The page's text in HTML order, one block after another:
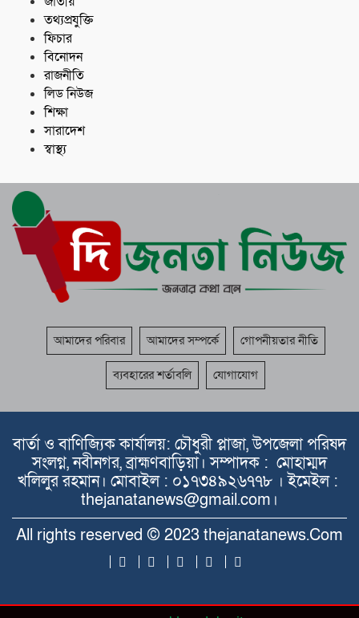
তথ্যপ্রযুক্তি
ফিচার
বিনোদন
রাজনীতি
লিড নিউজ
শিক্ষা
সারাদেশ
স্বাস্থ্য
আমাদের পরিবার আমাদের সম্পর্কে গোপনীয়তার নীতি
ব্যবহারের শর্তাবলি যোগাযোগ
বার্তা ও বাণিজ্যিক কার্যালয়: চৌধুরী প্লাজা, উপজেলা পরিষদ
সংলগ্ন, নবীনগর, ব্রাহ্মণবাড়িয়া। সম্পাদক : মোহাম্মদ
খলিলুর রহমান। মোবাইল : ০১৭৩৪৯২৬৭৭৮ । ইমেইল :
thejanatanews@gmail.com।
All rights reserved © 2023 thejanatanews.Com